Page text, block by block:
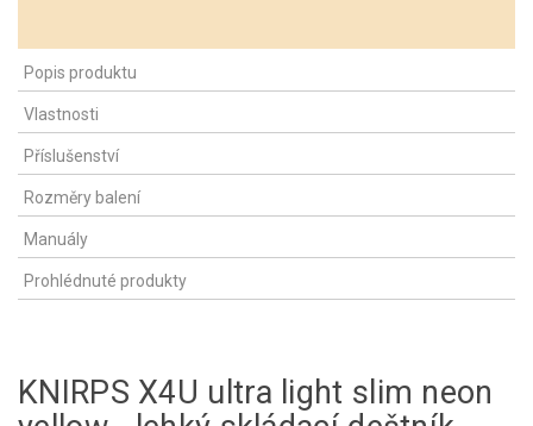
Popis produktu
Vlastnosti
Příslušenství
Rozměry balení
Manuály
Prohlédnuté produkty
KNIRPS X4U ultra light slim neon